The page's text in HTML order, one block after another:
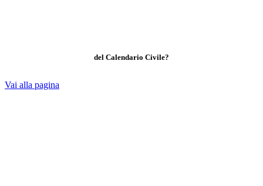
del Calendario Civile?
Vai alla pagina